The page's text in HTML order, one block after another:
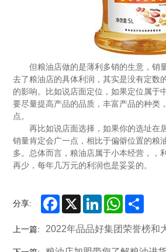
但粮油店做的是薄利多销的生意，销
去了粮油店的具体利润，其实是没有定数
的影响。比如说店面定位，如果定位属于
要尽量提高产品的品质，丰富产品的种类
点。
再比如说店面选择，如果你的选址在
销量肯定会广一点，相比于偏僻位置的粮
多。总体而言，粮油店属于小本经营，，
再少，每年几万元的利润也是妥妥的。
分享: Facebook
X LinkedInWhatsApp
上一篇: 2022年品品好集团荣誉榜和